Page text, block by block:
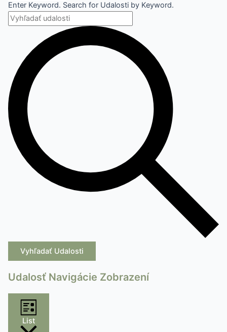
Enter Keyword. Search for Udalosti by Keyword.
Vyhľadať Udalosti
Udalosť Navigácie Zobrazení
List